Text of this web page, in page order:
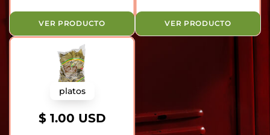
VER PRODUCTO VER PRODUCTO
platos
$ 1.00 USD